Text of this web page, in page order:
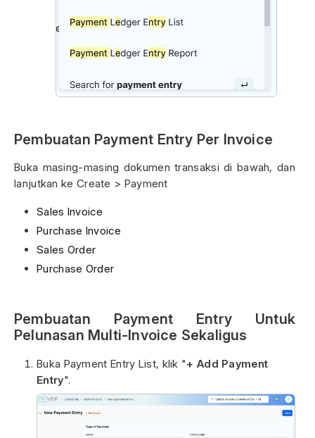
Pembuatan Payment Entry Per Invoice
Buka masing-masing dokumen transaksi di bawah, dan
lanjutkan ke Create > Payment
Sales Invoice
Purchase Invoice
Sales Order
Purchase Order
Pembuatan Payment Entry Untuk
Pelunasan Multi-Invoice Sekaligus
Buka Payment Entry List, klik "+ Add Payment
Entry".